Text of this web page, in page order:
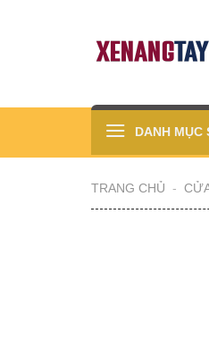
DANH MỤC
TRANG CHỦ -